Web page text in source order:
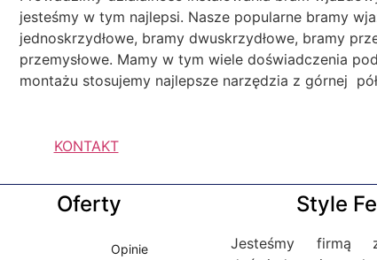
jesteśmy w tym najlepsi. Nasze popularne bramy
jednoskrzydłowe, bramy dwuskrzydłowe, bramy
przemysłowe. Mamy w tym wiele doświadczenia
montażu stosujemy najlepsze narzędzia z górnej
KONTAKT
Oferty
Opinie
Style
Jesteśmy firmą